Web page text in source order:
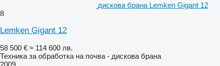
дискова брана Lemken Gigant 12
8
Lemken Gigant 12
58 500 € ≈ 114 600 лв.
Техника за обработка на почва - дискова брана
2009